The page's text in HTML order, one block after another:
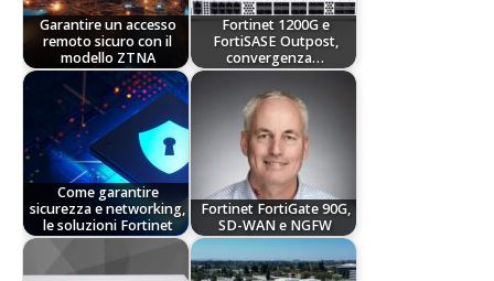
Garantire un accesso
remoto sicuro con il
modello ZTNA
Fortinet 1200G e
FortiSASE Outpost,
convergenza…
Come garantire
sicurezza e networking,
le soluzioni Fortinet
Fortinet FortiGate 90G,
SD-WAN e NGFW